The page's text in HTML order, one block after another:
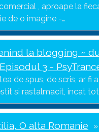
, aproape la
de o imagine -…
la blogging ~
3 -
de spus, de scris, ar fi
si rastalmacit, incat
O alta Romanie